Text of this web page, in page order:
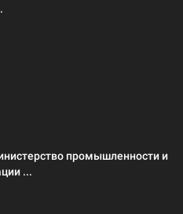
промышленности и
...